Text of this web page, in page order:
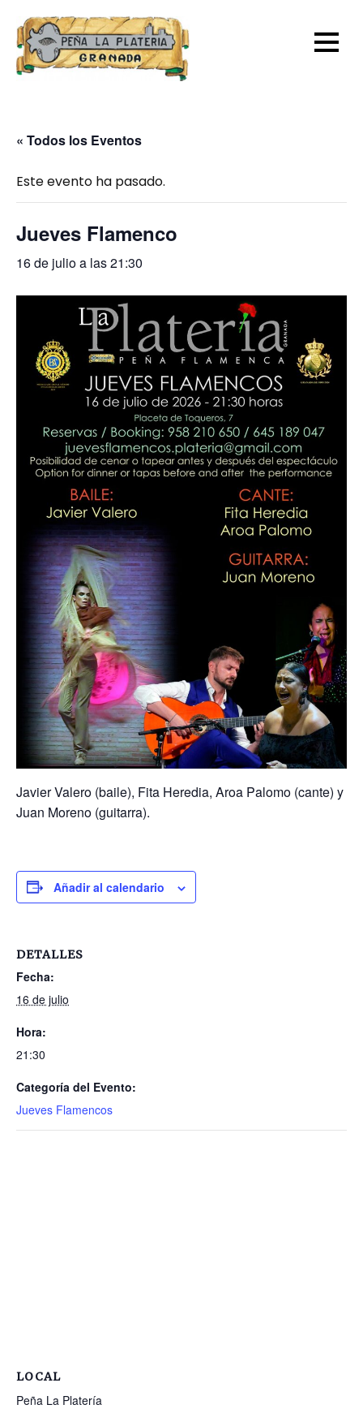
content
« Todos los Eventos
Este evento ha pasado.
Jueves Flamenco
16 de julio a las 21:30
Javier Valero (baile), Fita Heredia, Aroa Palomo (cante) y
Juan Moreno (guitarra).
Añadir al calendario
DETALLES
Fecha:
16 de julio
Hora:
21:30
Categoría del Evento:
Jueves Flamencos
LOCAL
Peña La Platería